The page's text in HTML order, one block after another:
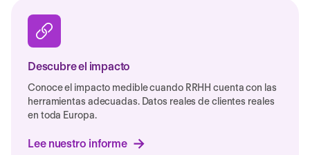
Descubre el impacto
Conoce el impacto medible cuando RRHH cuenta con las
herramientas adecuadas. Datos reales de clientes reales
en toda Europa.
Lee nuestro informe